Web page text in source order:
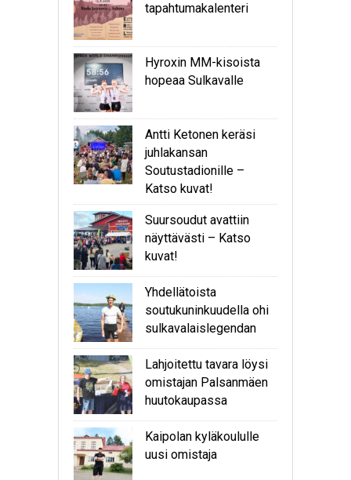
tapahtumakalenteri
Hyroxin MM-kisoista
hopeaa Sulkavalle
Antti Ketonen keräsi
juhlakansan
Soutustadionille –
Katso kuvat!
Suursoudut avattiin
näyttävästi – Katso
kuvat!
Yhdellätoista
soutukuninkuudella ohi
sulkavalaislegendan
Lahjoitettu tavara löysi
omistajan Palsanmäen
huutokaupassa
Kaipolan kyläkoululle
uusi omistaja